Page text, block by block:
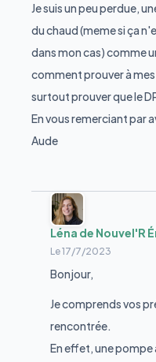
Je suis un peu perdue,
du chaud (meme si ça
dans mon cas) comme
comment prouver à
surtout prouver que le
En vous remerciant par
Aude
Léna de Nouvel'R
Le17/7/2023
Bonjour,
Je comprends vos
rencontrée.
En effet, une pompe